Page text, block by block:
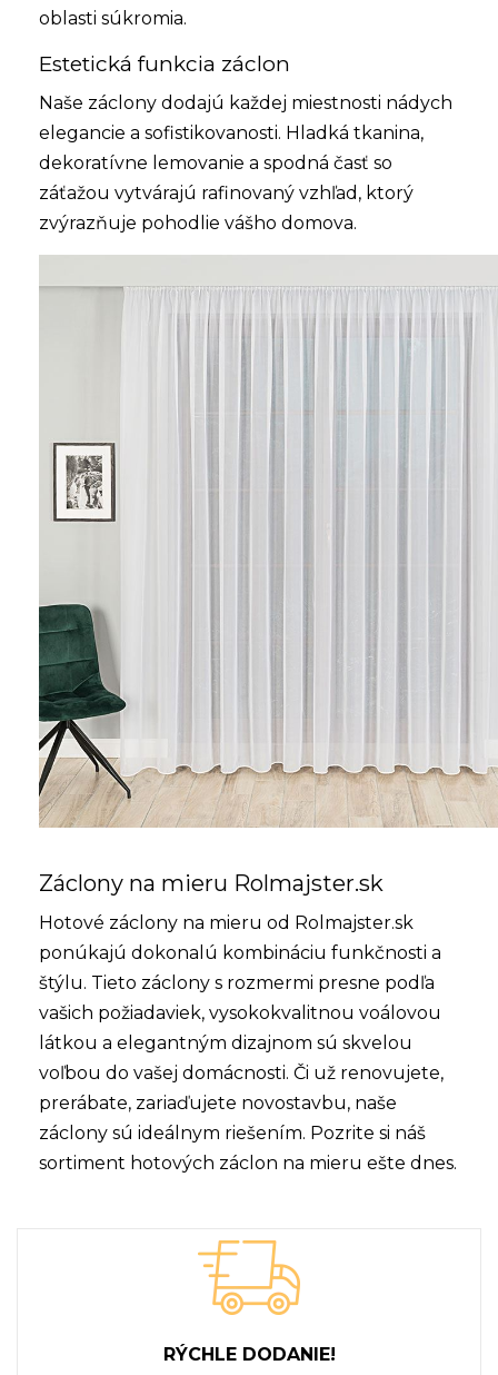
oblasti súkromia.
Estetická funkcia záclon
Naše záclony dodajú každej miestnosti nádych
elegancie a sofistikovanosti. Hladká tkanina,
dekoratívne lemovanie a spodná časť so
záťažou vytvárajú rafinovaný vzhľad, ktorý
zvýrazňuje pohodlie vášho domova.
Záclony na mieru Rolmajster.sk
Hotové záclony na mieru od Rolmajster.sk
ponúkajú dokonalú kombináciu funkčnosti a
štýlu. Tieto záclony s rozmermi presne podľa
vašich požiadaviek, vysokokvalitnou voálovou
látkou a elegantným dizajnom sú skvelou
voľbou do vašej domácnosti. Či už renovujete,
prerábate, zariaďujete novostavbu, naše
záclony sú ideálnym riešením. Pozrite si náš
sortiment hotových záclon na mieru ešte dnes.
RÝCHLE DODANIE!